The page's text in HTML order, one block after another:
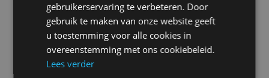
bouw, bosbouw, transport, hulpverlening,
landbouw en materiaalverwerking. Dankzij de
asymmetrische brede floodfunctie levert deze
lamp het beste lichtpatroon op de markt, ideaal
gebruikerservaring te verbeteren. Door
gebruik te maken van onze website geeft
u toestemming voor alle cookies in
overeenstemming met ons cookiebeleid.
Lees verder